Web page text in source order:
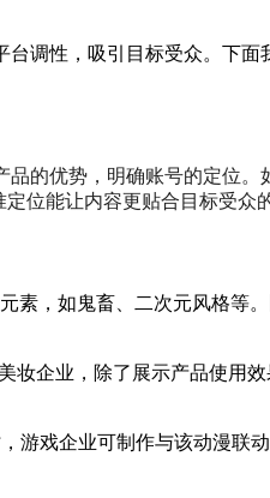
调性，吸引目标受众。下面
的优势，明确账号的定位。
位能让内容更贴合目标受众
，如鬼畜、二次元风格等
企业，除了展示产品使用
游戏企业可制作与该动漫联